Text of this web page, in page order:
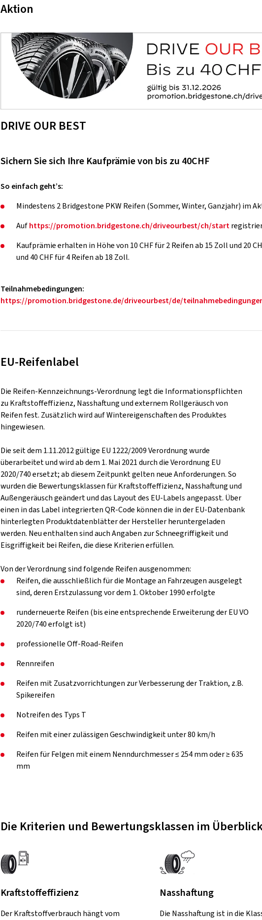
Aktion
DRIVE OUR BEST
Sichern Sie sich Ihre Kaufprämie von bis zu 40CHF
So einfach geht’s:
Mindestens 2 Bridgestone PKW Reifen (Sommer, Winter, Ganzjahr) im
Aufhttps://promotion.bridgestone.ch/driveourbest/ch/start
Kaufprämie erhalten in Höhe von 10 CHF für 2 Reifen ab 15 Zoll und 20
und 40 CHF für 4 Reifen ab 18 Zoll.
Teilnahmebedingungen:
https://promotion.bridgestone.de/driveourbest/de/
EU-Reifenlabel
Die Reifen-Kennzeichnungs-Verordnung legt die Informationspflichten
zu Kraftstoffeffizienz, Nasshaftung und externem Rollgeräusch von
Reifen fest. Zusätzlich wird auf Wintereigenschaften des Produktes
hingewiesen.
Die seit dem 1.11.2012 gültige EU 1222/2009 Verordnung wurde
überarbeitet und wird ab dem 1. Mai 2021 durch die Verordnung EU
2020/740 ersetzt; ab diesem Zeitpunkt gelten neue Anforderungen. So
wurden die Bewertungsklassen für Kraftstoffeffizienz, Nasshaftung und
Außengeräusch geändert und das Layout des EU-Labels angepasst. Über
einen in das Label integrierten QR-Code können die in der EU-Datenbank
hinterlegten Produktdatenblätter der Hersteller heruntergeladen
werden. Neu enthalten sind auch Angaben zur Schneegriffigkeit und
Eisgriffigkeit bei Reifen, die diese Kriterien erfüllen.
Von der Verordnung sind folgende Reifen ausgenommen:
Reifen, die ausschließlich für die Montage an Fahrzeugen ausgelegt
sind, deren Erstzulassung vor dem 1. Oktober 1990 erfolgte
runderneuerte Reifen (bis eine entsprechende Erweiterung der EU VO
2020/740 erfolgt ist)
professionelle Off-Road-Reifen
Rennreifen
Reifen mit Zusatzvorrichtungen zur Verbesserung der Traktion, z.B.
Spikereifen
Notreifen des Typs T
Reifen mit einer zulässigen Geschwindigkeit unter 80 km/h
Reifen für Felgen mit einem Nenndurchmesser ≤ 254 mm oder ≥ 635
mm
Die Kriterien und Bewertungsklassen im
Kraftstoffeffizienz
Der Kraftstoffverbrauch hängt vom
Nasshaftung
Die Nasshaftung ist in die